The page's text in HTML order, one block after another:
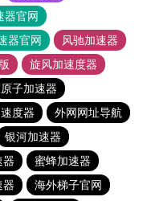
器官网
器官网
风驰加速器
旋风加速度器
原子加速器
度器
外网网址导航
银河加速器
器
蜜蜂加速器
器 海外梯子官网